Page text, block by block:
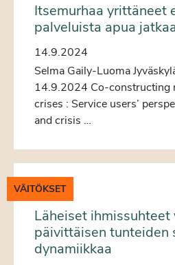
Itsemurhaa yrittäneet
palveluista apua
14.9.2024
Selma Gaily-Luoma
14.9.2024 Co-constructing
crises : Service users’
and crisis …
VÄITÖKSET
Läheiset
päivittäisen tunteiden
dynamiikkaa